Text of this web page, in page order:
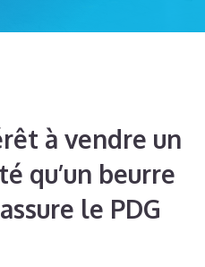
à vendre un
qu’un beurre
le PDG